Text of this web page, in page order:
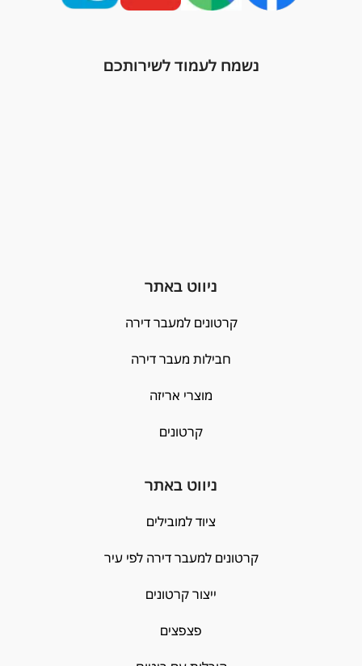
נשמח לעמוד לשירותכם
ניווט באתר
קרטונים למעבר דירה
חבילות מעבר דירה
מוצרי אריזה
קרטונים
ניווט באתר
ציוד למובילים
קרטונים למעבר דירה לפי עיר
ייצור קרטונים
פצפצים